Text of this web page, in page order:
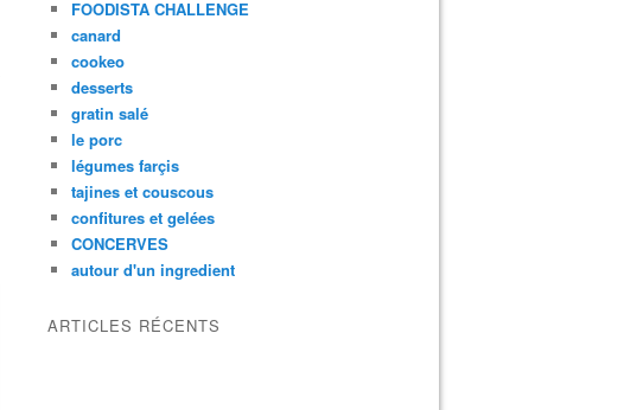
FOODISTA CHALLENGE
canard
cookeo
desserts
gratin salé
le porc
légumes farçis
tajines et couscous
confitures et gelées
CONCERVES
autour d'un ingredient
ARTICLES RÉCENTS